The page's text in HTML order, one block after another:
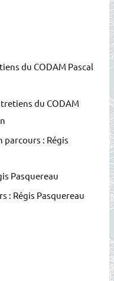
du CODAM Pascal
du CODAM
parcours : Régis
Pasquereau
: Régis Pasquereau